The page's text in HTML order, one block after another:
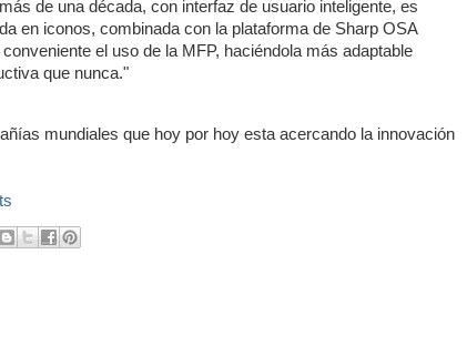
de una década, con interfaz de usuario inteligente, es
en iconos, combinada con la plataforma de Sharp OSA
el uso de la MFP, haciéndola más adaptable
que nunca."
mundiales que hoy por hoy esta acercando la innovación